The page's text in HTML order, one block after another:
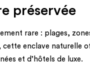
préservée
rare : plages,
enclave naturelle
et d’hôtels de luxe.